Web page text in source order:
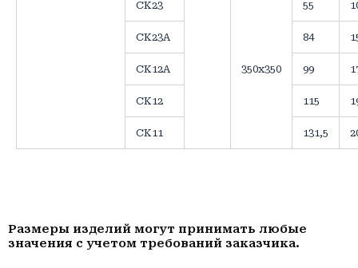
СК23
350х350
55
СК23А 84
СК12А 99
СК12 115
СК11 131,5
Размеры изделий могут принимать любые
значения с учетом требований заказчика.